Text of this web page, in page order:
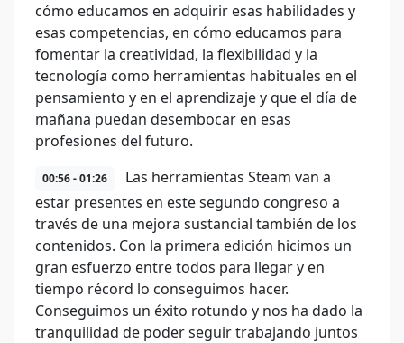
cómo educamos en adquirir esas habilidades y
esas competencias, en cómo educamos para
fomentar la creatividad, la flexibilidad y la
tecnología como herramientas habituales en el
pensamiento y en el aprendizaje y que el día de
mañana puedan desembocar en esas
profesiones del futuro.
00:56 - 01:26
Las herramientas Steam van a
estar presentes en este segundo congreso a
través de una mejora sustancial también de los
contenidos. Con la primera edición hicimos un
gran esfuerzo entre todos para llegar y en
tiempo récord lo conseguimos hacer.
Conseguimos un éxito rotundo y nos ha dado la
tranquilidad de poder seguir trabajando juntos